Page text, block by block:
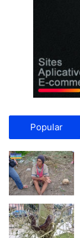
Popular